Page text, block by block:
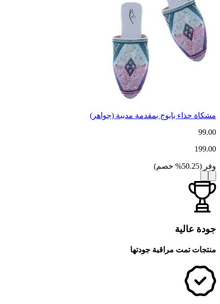
مشكاة حذاء بابوج بمقدمة مدببة (جواهر)
99.00
199.00
وفر (
50.25
% خصم)
جودة عالية
منتجات تمت مراقبة جودتها